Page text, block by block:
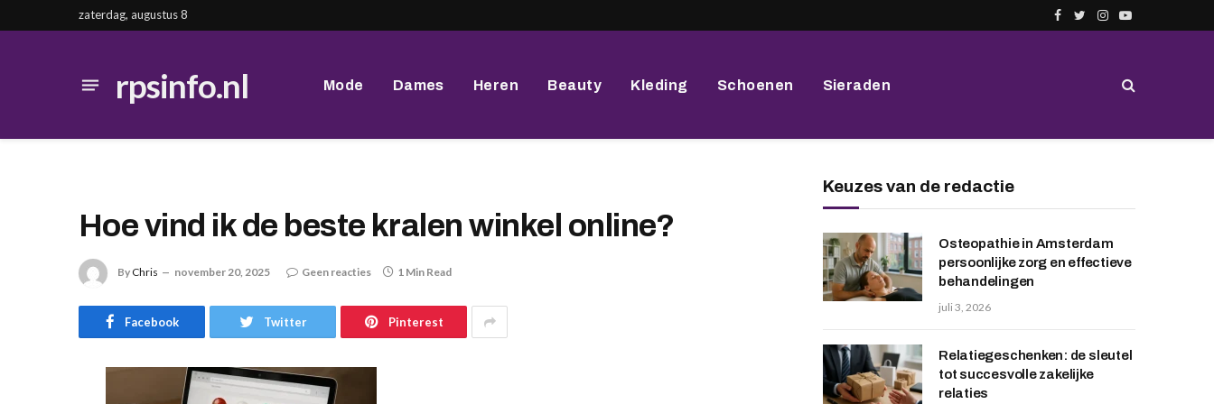
zaterdag, augustus 8
Facebook
TwitterInstagram
YouTube
rpsinfo.nl Mode Dames Heren Beauty Kleding Schoenen Sieraden
Hoe vind ik de beste kralen winkel online?
By Chris november 20, 2025 Geen reacties 1 Min Read
Facebook Twitter Pinterest
Keuzes van de redactie
Osteopathie in Amsterdam
persoonlijke zorg en effectieve
behandelingen
juli 3, 2026
Relatiegeschenken: de sleutel
tot succesvolle zakelijke
relaties